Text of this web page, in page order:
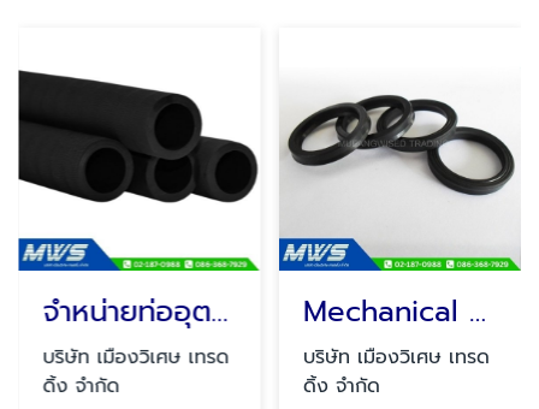
จำหน่ายท่ออุตสาหกรรม
บริษัท เมืองวิเศษ เทรด
ดิ้ง จำกัด
Mechanical Seal สำหรับงานปั๊มอุตสาหกรรม
บริษัท เมืองวิเศษ เทรด
ดิ้ง จำกัด